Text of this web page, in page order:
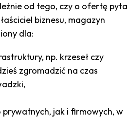
od tego, czy o ofertę pyta
biznesu, magazyn
dla:
np. krzeseł czy
zgromadzić na czas
jak i firmowych, w